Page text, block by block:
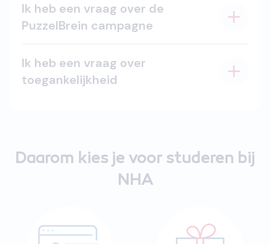
Ik heb een vraag over de
PuzzelBrein campagne
Ik heb een vraag over
toegankelijkheid
Daarom kies je voor studeren bij
NHA